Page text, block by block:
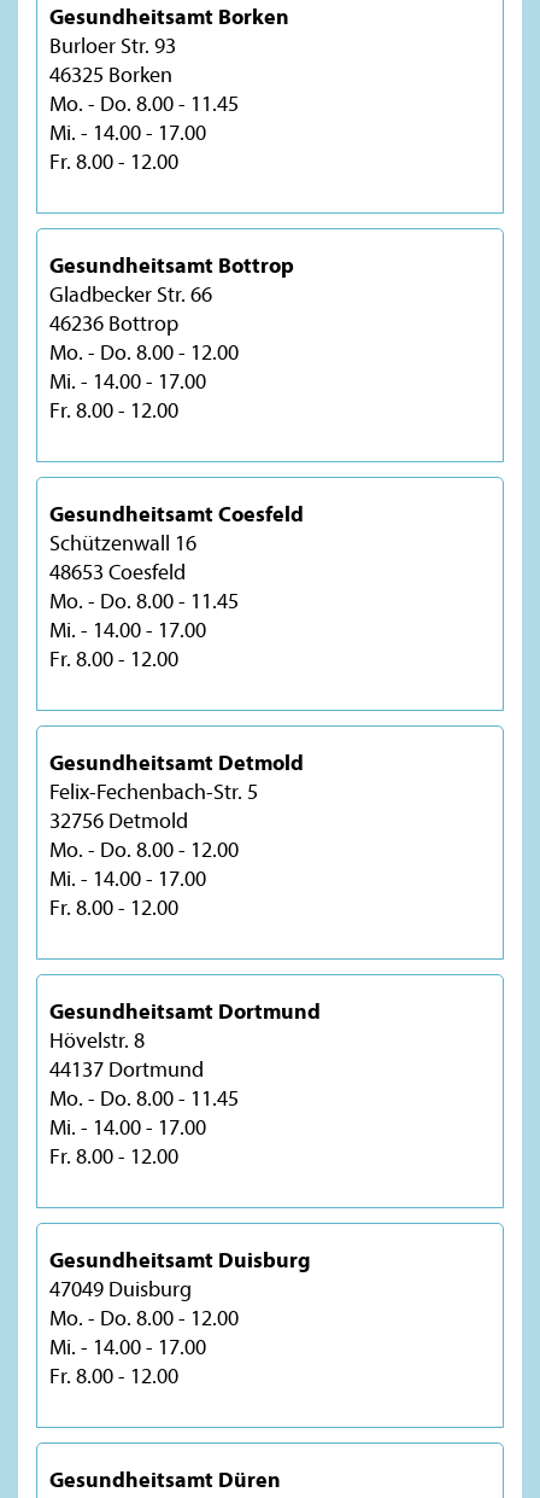
Gesundheitsamt Borken
Burloer Str. 93
46325 Borken
Mo. - Do. 8.00 - 11.45
Mi. - 14.00 - 17.00
Fr. 8.00 - 12.00
Gesundheitsamt Bottrop
Gladbecker Str. 66
46236 Bottrop
Mo. - Do. 8.00 - 12.00
Mi. - 14.00 - 17.00
Fr. 8.00 - 12.00
Gesundheitsamt Coesfeld
Schützenwall 16
48653 Coesfeld
Mo. - Do. 8.00 - 11.45
Mi. - 14.00 - 17.00
Fr. 8.00 - 12.00
Gesundheitsamt Detmold
Felix-Fechenbach-Str. 5
32756 Detmold
Mo. - Do. 8.00 - 12.00
Mi. - 14.00 - 17.00
Fr. 8.00 - 12.00
Gesundheitsamt Dortmund
Hövelstr. 8
44137 Dortmund
Mo. - Do. 8.00 - 11.45
Mi. - 14.00 - 17.00
Fr. 8.00 - 12.00
Gesundheitsamt Duisburg
47049 Duisburg
Mo. - Do. 8.00 - 12.00
Mi. - 14.00 - 17.00
Fr. 8.00 - 12.00
Gesundheitsamt Düren